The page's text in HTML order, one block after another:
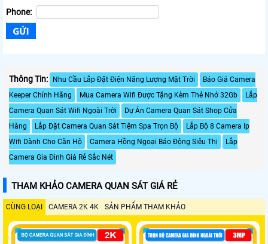
Phone:
Thông Tin: Nhu Cầu Lắp Đặt Điện Năng Lượng Mặt Trời
Báo Giá Camera
Keeper Chính Hãng
Mua Camera Wifi Được Tặng Kèm Thẻ Nhớ 32Gb
Lắp
Camera Quan Sát Wifi Ngoài Trời
Dự Án Camera Quan Sát Shop Cửa
Hàng
Lắp Đặt Camera Quan Sát Tiệm Spa Trọn Bộ
Lắp Bộ 8 Camera Ip
Wifi Dành Cho Căn Hộ
Camera Hồng Ngoại Báo Động Siêu Thị
Lắp
Camera Gia Đình Giá Rẻ Sắc Nét
THAM KHẢO CAMERA QUAN SÁT GIÁ RẺ
CÙNG LOẠI CAMERA 2K 4K SẢN PHẨM THAM KHẢO